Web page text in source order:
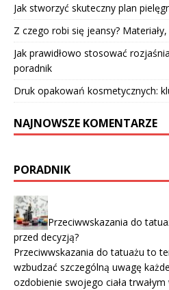
Jak stworzyć skuteczny plan
Z czego robi się jeansy?
Jak prawidłowo stosować
poradnik
Druk opakowań kosmetycznych:
NAJNOWSZE KOMENTARZE
PORADNIK
Przeciwwskazania do
przed decyzją?
Przeciwwskazania do tatuażu to
wzbudzać szczególną uwagę
ozdobienie swojego ciała